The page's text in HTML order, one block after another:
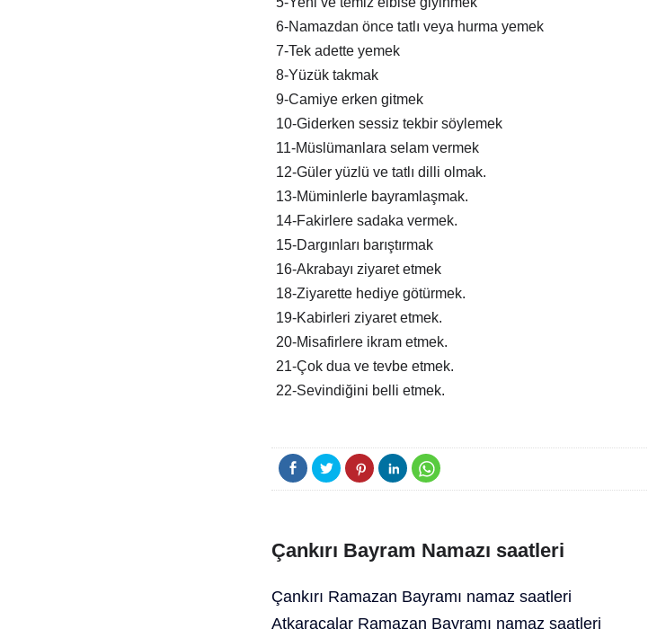
6-Namazdan önce tatlı veya hurma yemek
7-Tek adette yemek
8-Yüzük takmak
9-Camiye erken gitmek
10-Giderken sessiz tekbir söylemek
11-Müslümanlara selam vermek
12-Güler yüzlü ve tatlı dilli olmak.
13-Müminlerle bayramlaşmak.
14-Fakirlere sadaka vermek.
15-Dargınları barıştırmak
16-Akrabayı ziyaret etmek
18-Ziyarette hediye götürmek.
19-Kabirleri ziyaret etmek.
20-Misafirlere ikram etmek.
21-Çok dua ve tevbe etmek.
22-Sevindiğini belli etmek.
Çankırı Bayram Namazı saatleri
Çankırı Ramazan Bayramı namaz saatleri
Atkaracalar Ramazan Bayramı namaz saatleri